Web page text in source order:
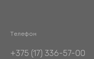
Телефон
+375 (17) 336-57-00